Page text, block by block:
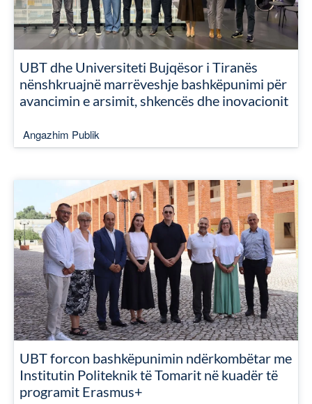
UBT dhe Universiteti Bujqësor i Tiranës
nënshkruajnë marrëveshje bashkëpunimi për
avancimin e arsimit, shkencës dhe inovacionit
Angazhim Publik
UBT forcon bashkëpunimin ndërkombëtar me
Institutin Politeknik të Tomarit në kuadër të
programit Erasmus+